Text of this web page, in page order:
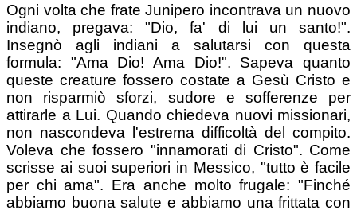
Ogni volta che frate Junipero incontrava un nuovo
indiano, pregava: "Dio, fa' di lui un santo!".
Insegnò agli indiani a salutarsi con questa
formula: "Ama Dio! Ama Dio!". Sapeva quanto
queste creature fossero costate a Gesù Cristo e
non risparmiò sforzi, sudore e sofferenze per
attirarle a Lui. Quando chiedeva nuovi missionari,
non nascondeva l'estrema difficoltà del compito.
Voleva che fossero "innamorati di Cristo". Come
scrisse ai suoi superiori in Messico, "tutto è facile
per chi ama". Era anche molto frugale: "Finché
abbiamo buona salute e abbiamo una frittata con